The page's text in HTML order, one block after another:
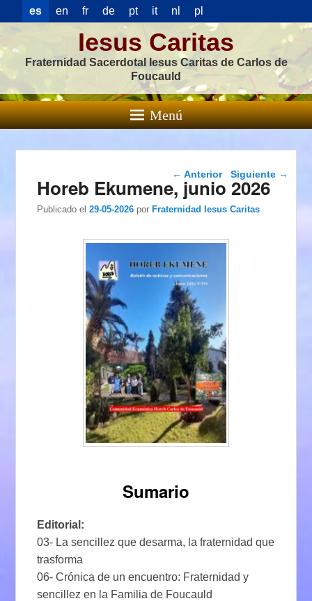
es en fr de pt it nl pl
Iesus Caritas
Fraternidad Sacerdotal Iesus Caritas de Carlos de
Foucauld
Menú
Navegación de
entradas
← Anterior Siguiente →
Horeb Ekumene, junio 2026
Publicado el 29-05-2026 porFraternidad Iesus Caritas
Sumario
Editorial:
03- La sencillez que desarma, la fraternidad que
trasforma
06- Crónica de un encuentro: Fraternidad y
sencillez en la Familia de Foucauld